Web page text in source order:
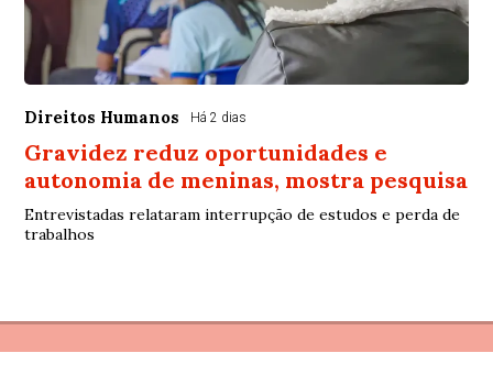
Direitos Humanos Há 2 dias
Gravidez reduz oportunidades e
autonomia de meninas, mostra pesquisa
Entrevistadas relataram interrupção de estudos e perda de
trabalhos